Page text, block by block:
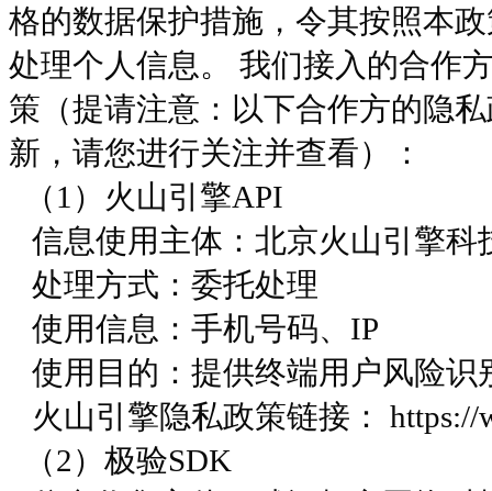
格的数据保护措施，令其按照本
处理个人信息。 我们接入的合作
策（提请注意：以下合作方的隐
新，请您进行关注并查看）：
（1）火山引擎API
信息使用主体：北京火山引擎科
处理方式：委托处理
使用信息：手机号码、IP
使用目的：提供终端用户风险识
火山引擎隐私政策链接： https://
（2）极验SDK